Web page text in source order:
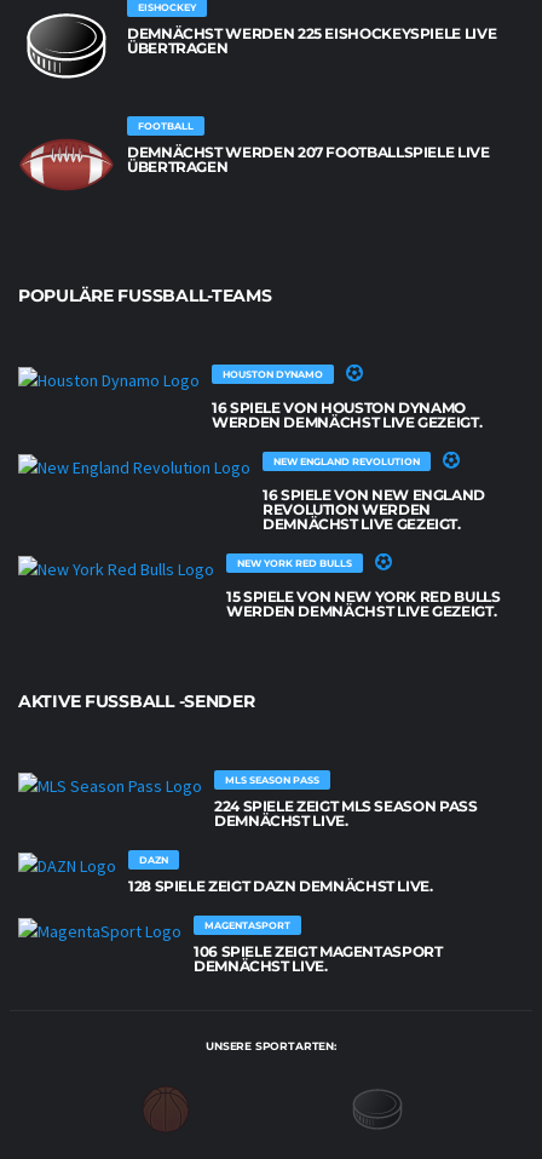
EISHOCKEY
DEMNÄCHST WERDEN 225 EISHOCKEYSPIELE LIVE
ÜBERTRAGEN
FOOTBALL
DEMNÄCHST WERDEN 207 FOOTBALLSPIELE LIVE
ÜBERTRAGEN
POPULÄRE FUSSBALL-TEAMS
HOUSTON DYNAMO
16 SPIELE VON HOUSTON DYNAMO
WERDEN DEMNÄCHST LIVE GEZEIGT.
NEW ENGLAND REVOLUTION
16 SPIELE VON NEW ENGLAND
REVOLUTION WERDEN
DEMNÄCHST LIVE GEZEIGT.
NEW YORK RED BULLS
15 SPIELE VON NEW YORK RED BULLS
WERDEN DEMNÄCHST LIVE GEZEIGT.
AKTIVE FUSSBALL -SENDER
MLS SEASON PASS
224 SPIELE ZEIGT MLS SEASON PASS
DEMNÄCHST LIVE.
DAZN
128 SPIELE ZEIGT DAZN DEMNÄCHST LIVE.
MAGENTASPORT
106 SPIELE ZEIGT MAGENTASPORT
DEMNÄCHST LIVE.
UNSERE SPORTARTEN: